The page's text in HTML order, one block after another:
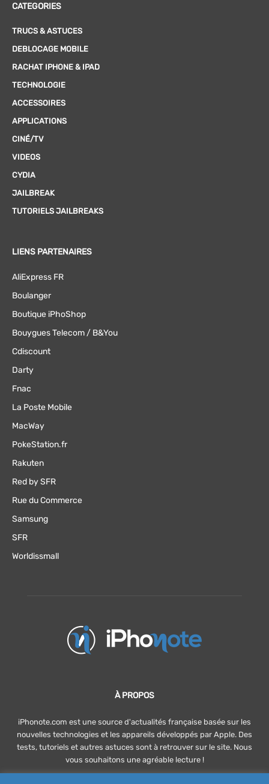
CATEGORIES
TRUCS & ASTUCES
DEBLOCAGE MOBILE
RACHAT IPHONE & IPAD
TECHNOLOGIE
ACCESSOIRES
APPLICATIONS
CINÉ/TV
VIDEOS
CYDIA
JAILBREAK
TUTORIELS JAILBREAKS
LIENS PARTENAIRES
AliExpress FR
Boulanger
Boutique iPhoShop
Bouygues Telecom / B&You
Cdiscount
Darty
Fnac
La Poste Mobile
MacWay
PokeStation.fr
Rakuten
Red by SFR
Rue du Commerce
Samsung
SFR
Worldissmall
À PROPOS
iPhonote.com est une source d'actualités française basée sur les
nouvelles technologies et les appareils développés par Apple. Des
tests, tutoriels et autres astuces sont à retrouver sur le site. Nous
vous souhaitons une agréable lecture !